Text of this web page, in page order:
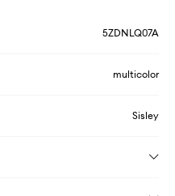
5ZDNLQ07A
multicolor
Sisley